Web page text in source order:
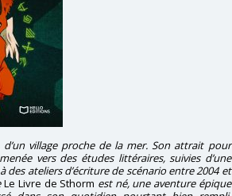
village proche de la mer. Son attrait pour
vers des études littéraires, suivies d’une
des ateliers d’écriture de scénario entre 2004 et
Le Livre de Sthorm est né, une aventure épique